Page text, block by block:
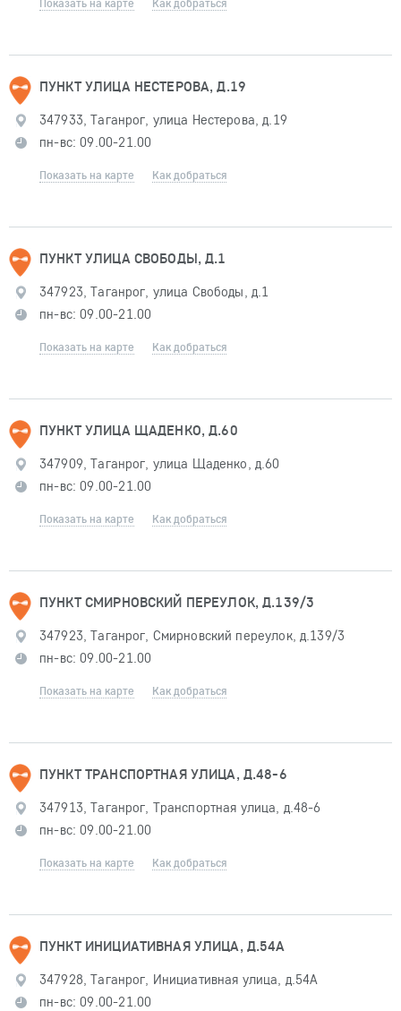
ПУНКТ УЛИЦА НЕСТЕРОВА, Д.19
347933, Таганрог, улица Нестерова, д.19
пн-вс: 09.00-21.00
Показать на карте Как добраться
ПУНКТ УЛИЦА СВОБОДЫ, Д.1
347923, Таганрог, улица Свободы, д.1
пн-вс: 09.00-21.00
Показать на карте Как добраться
ПУНКТ УЛИЦА ЩАДЕНКО, Д.60
347909, Таганрог, улица Щаденко, д.60
пн-вс: 09.00-21.00
Показать на карте Как добраться
ПУНКТ СМИРНОВСКИЙ ПЕРЕУЛОК, Д.139/3
347923, Таганрог, Смирновский переулок, д.139/3
пн-вс: 09.00-21.00
Показать на карте Как добраться
ПУНКТ ТРАНСПОРТНАЯ УЛИЦА, Д.48-6
347913, Таганрог, Транспортная улица, д.48-6
пн-вс: 09.00-21.00
Показать на карте Как добраться
ПУНКТ ИНИЦИАТИВНАЯ УЛИЦА, Д.54А
347928, Таганрог, Инициативная улица, д.54А
пн-вс: 09.00-21.00